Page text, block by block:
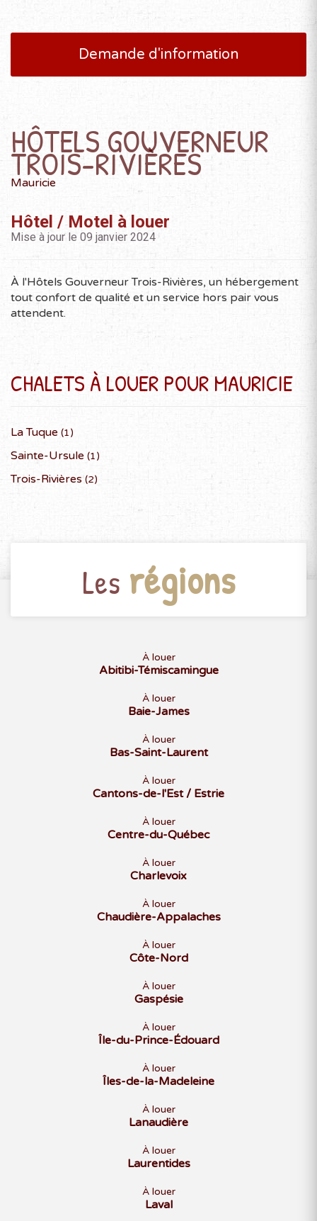
Demande d'information
HÔTELS GOUVERNEUR
TROIS-RIVIÈRES
Mauricie
Hôtel / Motel à louer
Mise à jour le 09 janvier 2024
À l'Hôtels Gouverneur Trois-Rivières, un hébergement
tout confort de qualité et un service hors pair vous
attendent.
CHALETS À LOUER POUR MAURICIE
La Tuque (1)
Sainte-Ursule (1)
Trois-Rivières (2)
Les régions
À louer
Abitibi-Témiscamingue
À louer
Baie-James
À louer
Bas-Saint-Laurent
À louer
Cantons-de-l'Est / Estrie
À louer
Centre-du-Québec
À louer
Charlevoix
À louer
Chaudière-Appalaches
À louer
Côte-Nord
À louer
Gaspésie
À louer
Île-du-Prince-Édouard
À louer
Îles-de-la-Madeleine
À louer
Lanaudière
À louer
Laurentides
À louer
Laval